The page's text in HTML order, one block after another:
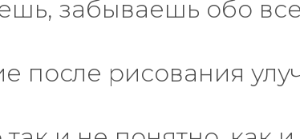
забываешь обо
после рисования